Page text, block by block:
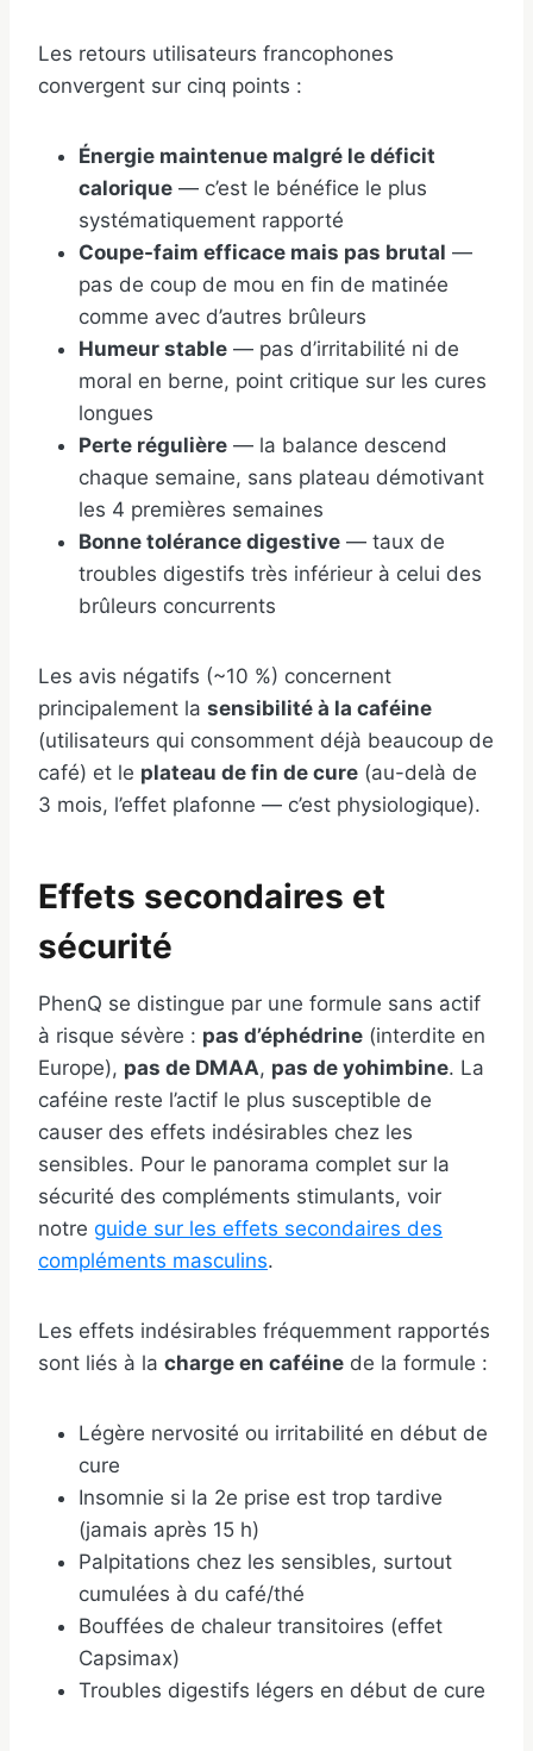
Les retours utilisateurs francophones
convergent sur cinq points :
Énergie maintenue malgré le déficit
calorique — c’est le bénéfice le plus
systématiquement rapporté
Coupe-faim efficace mais pas brutal —
pas de coup de mou en fin de matinée
comme avec d’autres brûleurs
Humeur stable — pas d’irritabilité ni de
moral en berne, point critique sur les cures
longues
Perte régulière — la balance descend
chaque semaine, sans plateau démotivant
les 4 premières semaines
Bonne tolérance digestive — taux de
troubles digestifs très inférieur à celui des
brûleurs concurrents
Les avis négatifs (~10 %) concernent
principalement la sensibilité à la caféine
(utilisateurs qui consomment déjà beaucoup de
café) et le plateau de fin de cure (au-delà de
3 mois, l’effet plafonne — c’est physiologique).
Effets secondaires et
sécurité
PhenQ se distingue par une formule sans actif
à risque sévère : pas d’éphédrine (interdite en
Europe), pas de DMAA, pas de yohimbine. La
caféine reste l’actif le plus susceptible de
causer des effets indésirables chez les
sensibles. Pour le panorama complet sur la
sécurité des compléments stimulants, voir
notre guide sur les effets secondaires des
compléments masculins.
Les effets indésirables fréquemment rapportés
sont liés à la charge en caféine de la formule :
Légère nervosité ou irritabilité en début de
cure
Insomnie si la 2e prise est trop tardive
(jamais après 15 h)
Palpitations chez les sensibles, surtout
cumulées à du café/thé
Bouffées de chaleur transitoires (effet
Capsimax)
Troubles digestifs légers en début de cure